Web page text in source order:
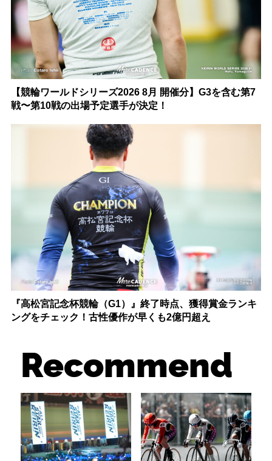
【競輪ワールドシリーズ2026 8月 開催分】G3を含む第7
戦〜第10戦の出場予定選手が決定！
『高松宮記念杯競輪（G1）』終了時点、獲得賞金ランキ
ングをチェック！古性優作が早くも2億円超え
Recommend